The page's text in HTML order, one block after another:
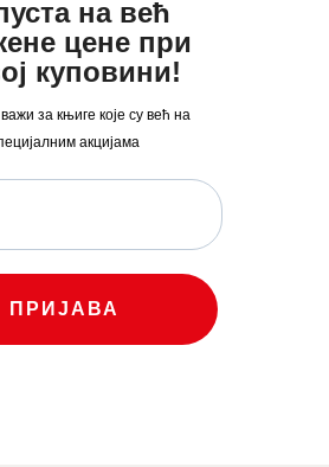
на већ
цене при
куповини!
за књиге које су већ на
акцијама
ПРИЈАВА